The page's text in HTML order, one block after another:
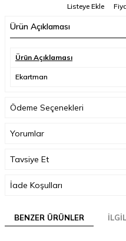
Listeye Ekle
Ürün Açıklaması
Ürün Açıklaması
Ekartman
Ödeme Seçenekleri
Yorumlar
Tavsiye Et
İade Koşulları
BENZER ÜRÜNLER